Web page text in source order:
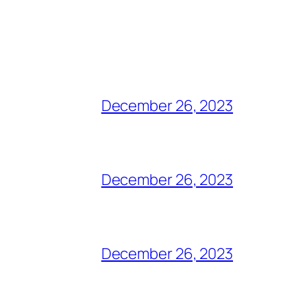
December 26, 2023
December 26, 2023
December 26, 2023